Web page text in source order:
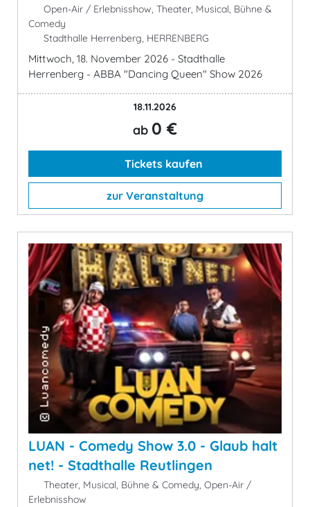
Open-Air / Erlebnisshow, Theater, Musical, Bühne &
Comedy
Stadthalle Herrenberg, HERRENBERG
Mittwoch, 18. November 2026 - Stadthalle
Herrenberg - ABBA "Dancing Queen" Show 2026
18.11.2026
ab 0 €
Tickets kaufen
zur Veranstaltung
LUAN - Comedy Show 3.0 - Glaub halt
net! - Stadthalle Reutlingen
Theater, Musical, Bühne & Comedy, Open-Air /
Erlebnisshow